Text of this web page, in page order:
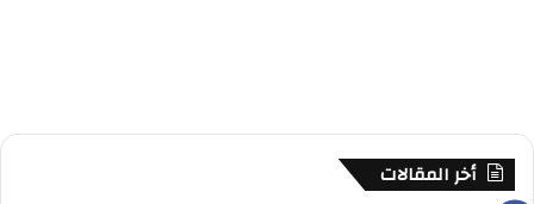
أخر المقالات